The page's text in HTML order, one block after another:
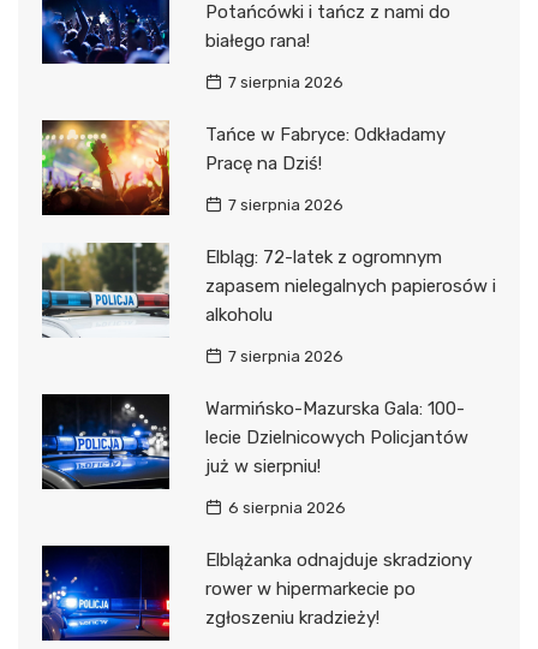
Potańcówki i tańcz z nami do
białego rana!
7 sierpnia 2026
Tańce w Fabryce: Odkładamy
Pracę na Dziś!
7 sierpnia 2026
Elbląg: 72-latek z ogromnym
zapasem nielegalnych papierosów i
alkoholu
7 sierpnia 2026
Warmińsko-Mazurska Gala: 100-
lecie Dzielnicowych Policjantów
już w sierpniu!
6 sierpnia 2026
Elblążanka odnajduje skradziony
rower w hipermarkecie po
zgłoszeniu kradzieży!